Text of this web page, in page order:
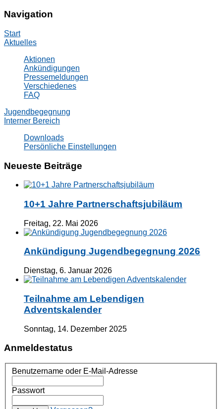
Navigation
Start
Aktuelles
Aktionen
Ankündigungen
Pressemeldungen
Verschiedenes
FAQ
Jugendbegegnung
Interner Bereich
Downloads
Persönliche Einstellungen
Neueste Beiträge
10+1 Jahre Partnerschaftsjubiläum
Freitag, 22. Mai 2026
Ankündigung Jugendbegegnung 2026
Dienstag, 6. Januar 2026
Teilnahme am Lebendigen
Adventskalender
Sonntag, 14. Dezember 2025
Anmeldestatus
Benutzername oder E-Mail-Adresse
Passwort